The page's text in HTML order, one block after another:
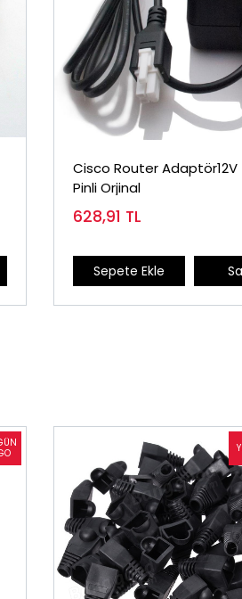
Cisco Router Adaptör12V
Pinli Orjinal
628,91 TL
Sepete Ekle